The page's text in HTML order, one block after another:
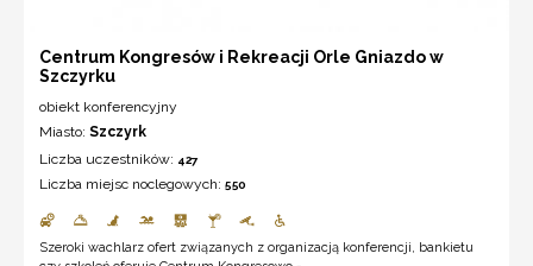
Centrum Kongresów i Rekreacji Orle Gniazdo w
Szczyrku
obiekt konferencyjny
Miasto: Szczyrk
Liczba uczestników: 427
Liczba miejsc noclegowych: 550
Szeroki wachlarz ofert związanych z organizacją konferencji, bankietu